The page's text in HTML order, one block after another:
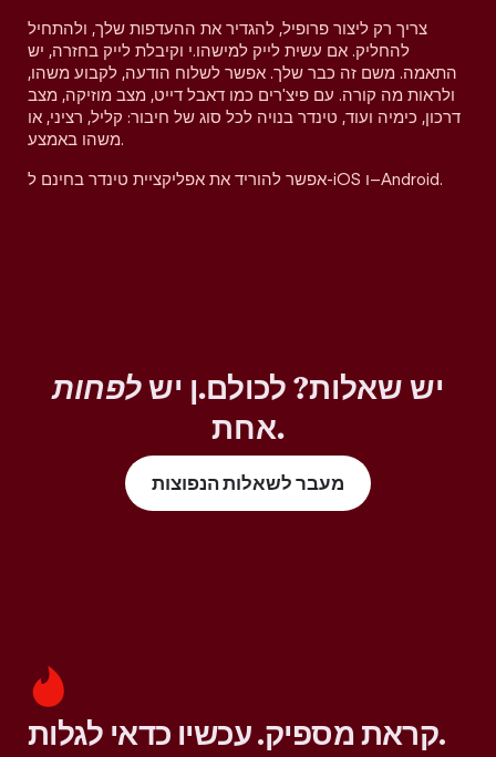
צריך רק ליצור פרופיל, להגדיר את ההעדפות שלך, ולהתחיל
להחליק. אם עשית לייק למישהו.י וקיבלת לייק בחזרה, יש
התאמה. משם זה כבר שלך. אפשר לשלוח הודעה, לקבוע משהו,
ולראות מה קורה. עם פיצ'רים כמו דאבל דייט, מצב מוזיקה, מצב
דרכון, כימיה ועוד, טינדר בנויה לכל סוג של חיבור: קליל, רציני, או
משהו באמצע.
אפשר להוריד את אפליקציית טינדר בחינם ל-iOS ו–Android.
יש שאלות? לכולם.ן ישלפחות
אחת.
מעבר לשאלות הנפוצות
קראת מספיק. עכשיו כדאי לגלות.